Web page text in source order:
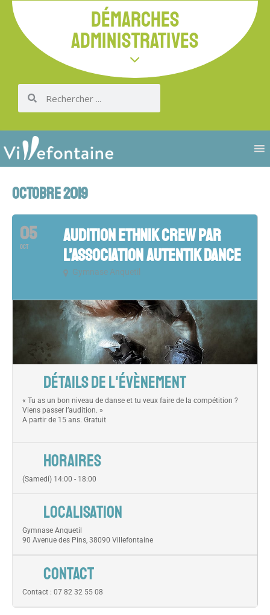
DÉMARCHES
ADMINISTRATIVES
OCTOBRE 2019
05
OCT
AUDITION ETHNIK CREW PAR
L’ASSOCIATION AUTENTIK DANCE
Gymnase Anquetil
DÉTAILS DE L'ÉVÈNEMENT
« Tu as un bon niveau de danse et tu veux faire de la compétition ?
Viens passer l’audition. »
A partir de 15 ans. Gratuit
HORAIRES
(Samedi) 14:00 - 18:00
LOCALISATION
Gymnase Anquetil
90 Avenue des Pins, 38090 Villefontaine
CONTACT
Contact : 07 82 32 55 08